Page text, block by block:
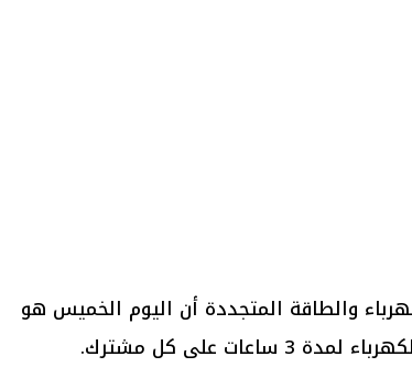
والطاقة المتجددة أن اليوم الخميس هو
على كل مشترك.